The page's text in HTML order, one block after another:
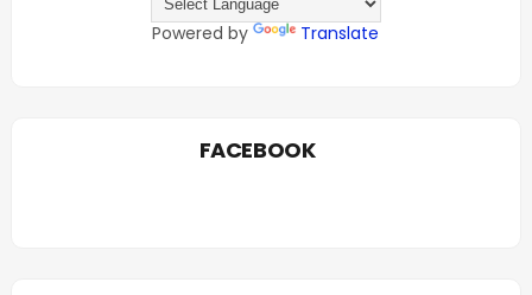
Powered by Translate
FACEBOOK